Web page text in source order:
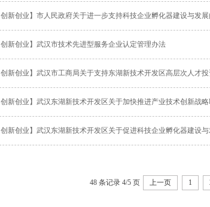
创新创业】市人民政府关于进一步支持科技企业孵化器建设与发
创新创业】武汉市技术先进型服务企业认定管理办法
创新创业】武汉东湖新技术开发区关于促进科技企业孵化器建设
48 条记录 4/5 页 上一页 1